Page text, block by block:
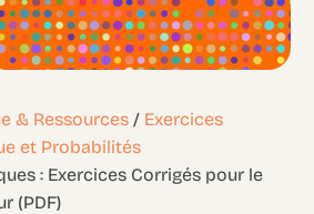
& Ressources / Exercices
et Probabilités
: Exercices Corrigés pour le
(PDF)